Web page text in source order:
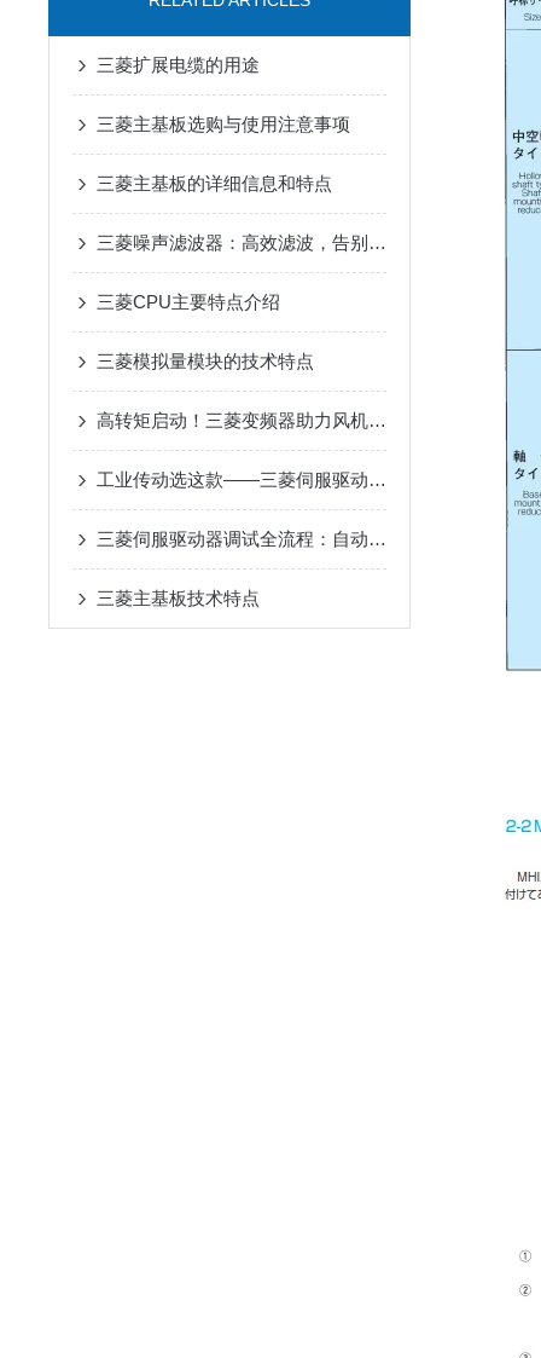
三菱扩展电缆的用途
三菱主基板选购与使用注意事项
三菱主基板的详细信息和特点
三菱噪声滤波器：高效滤波，告别工业电磁干扰
三菱CPU主要特点介绍
三菱模拟量模块的技术特点
高转矩启动！三菱变频器助力风机、泵类负载高效运行
工业传动选这款——三菱伺服驱动器，用着省心
三菱伺服驱动器调试全流程：自动增益、共振抑制参数设置详解
三菱主基板技术特点